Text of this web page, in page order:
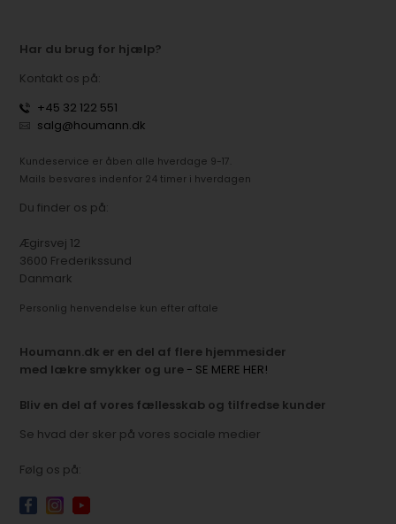
Har du brug for hjælp?
Kontakt os på:
+45 32 122 551
salg@houmann.dk
Kundeservice er åben alle hverdage 9-17.
Mails besvares indenfor 24 timer i hverdagen
Du finder os på:
Ægirsvej 12
3600 Frederikssund
Danmark
Personlig henvendelse kun efter aftale
Houmann.dk er en del af flere hjemmesider
med lækre smykker og ure - SE MERE HER!
Bliv en del af vores fællesskab og tilfredse kunder
Se hvad der sker på vores sociale medier
Følg os på: